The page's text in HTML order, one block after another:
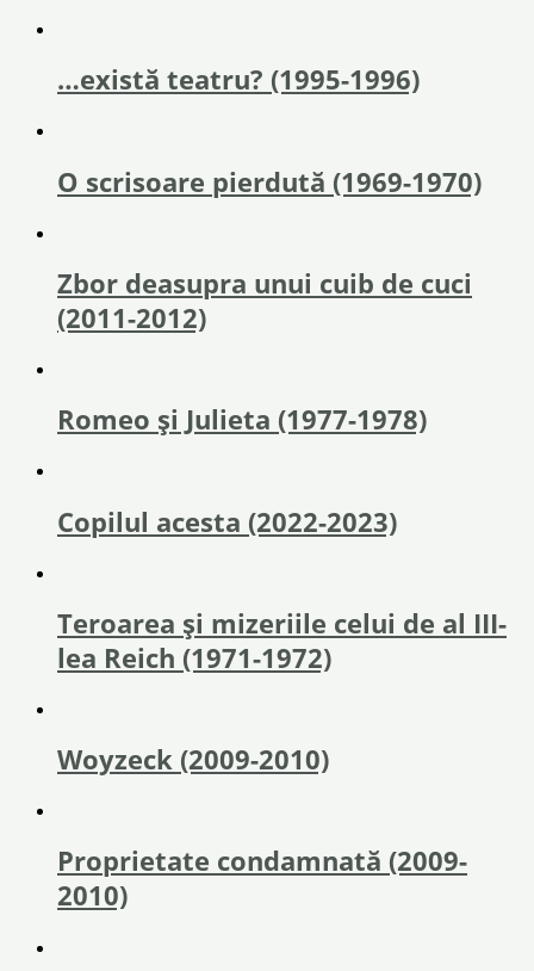
…există teatru? (1995-1996)
O scrisoare pierdută (1969-1970)
Zbor deasupra unui cuib de cuci
(2011-2012)
Romeo și Julieta (1977-1978)
Copilul acesta (2022-2023)
Teroarea și mizeriile celui de al III-
lea Reich (1971-1972)
Woyzeck (2009-2010)
Proprietate condamnată (2009-
2010)